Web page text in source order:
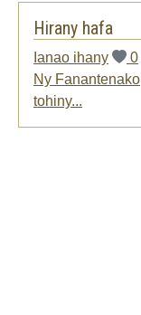
Hirany hafa
Ianao ihany
0
Ny Fanantenako
tohiny...